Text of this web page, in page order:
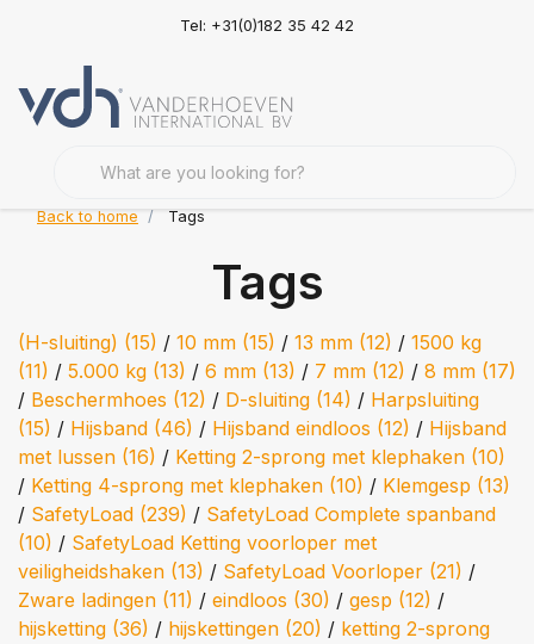
Tel: +31(0)182 35 42 42
Back to home Tags
Tags
(H-sluiting) (15) / 10 mm (15) / 13 mm (12) / 1500 kg
(11) / 5.000 kg (13) / 6 mm (13) / 7 mm (12) / 8 mm (17)
/ Beschermhoes (12) / D-sluiting (14) / Harpsluiting
(15) / Hijsband (46) / Hijsband eindloos (12) / Hijsband
met lussen (16) / Ketting 2-sprong met klephaken (10)
/ Ketting 4-sprong met klephaken (10) / Klemgesp (13)
/ SafetyLoad (239) / SafetyLoad Complete spanband
(10) / SafetyLoad Ketting voorloper met
veiligheidshaken (13) / SafetyLoad Voorloper (21) /
Zware ladingen (11) / eindloos (30) / gesp (12) /
hijsketting (36) / hijskettingen (20) / ketting 2-sprong